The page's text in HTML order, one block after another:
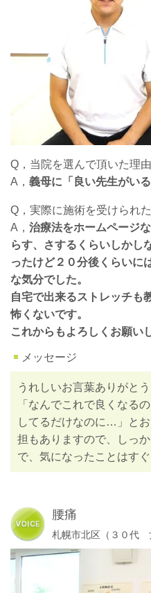
Q，当院を選んで頂いた理
A， 義母に「良い先生がい
Q，実際に施術を受けられ
A， 治療法をホームページ
らす、さするくらいしかし
ったけど２０分後くらいに
な気分でした。
自宅で出来るストレッチも
怖くないです。
これからもよろしくお願い
メッセージ
うれしいお言葉ありがと
「なんでこれで良くなる
してるだけなのに…」と
担もありますので、しっ
で、気になったことはす
腰痛
札幌市北区（３０代